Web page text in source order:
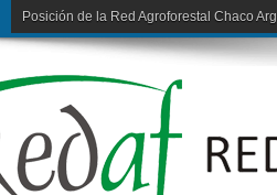
Posición de la Red Agroforestal Chaco
Deforestación ilegal en la región